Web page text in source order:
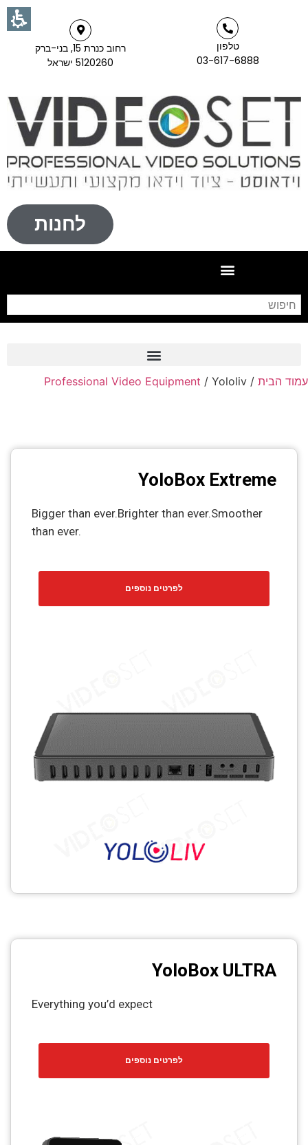
טלפון
03-617-6888
רחוב כנרת 15, בני-ברק
5120260 ישראל
לחנות
Frame Grabber
PTZ Confrence Camera
AV over IP
עמוד הבית /
Professional Video Equipment / Yololiv
YoloBox Extreme
Bigger than ever.Brighter than ever.Smoother
than ever.
לפרטים נוספים
YoloBox ULTRA
Everything you’d expect
לפרטים נוספים